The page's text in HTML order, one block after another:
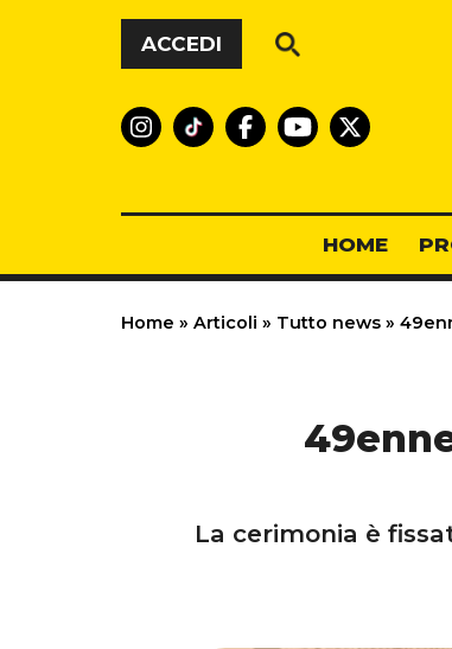
Vai al contenuto
ACCEDI
HOME
Home » Articoli » Tutto news »
La cerimonia è